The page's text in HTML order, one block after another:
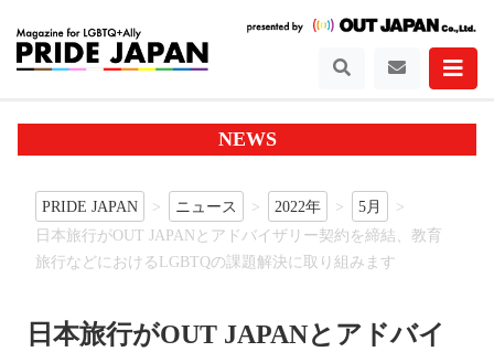
NEWS
PRIDE JAPAN ニュース 2022年
5月
日本旅行がOUT JAPANとアドバイザリー契約を締結、教育
旅行などにおけるLGBTQの課題解決に取り組みます
日本旅行がOUT JAPANとアドバイ